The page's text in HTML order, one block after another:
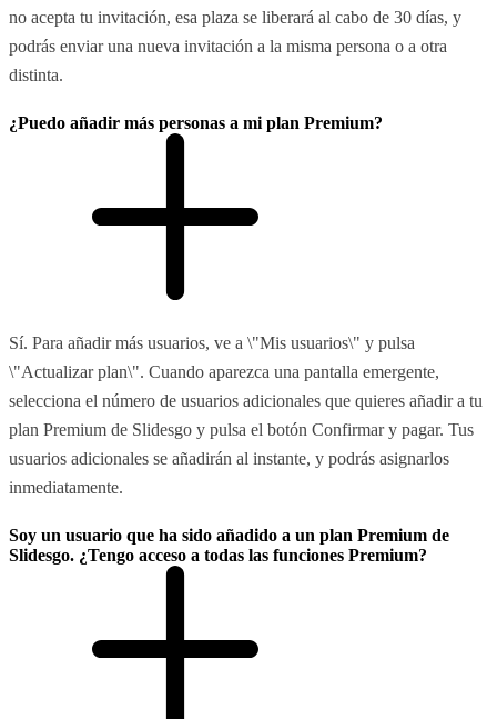
no acepta tu invitación, esa plaza se liberará al cabo de 30 días, y
podrás enviar una nueva invitación a la misma persona o a otra
distinta.
¿Puedo añadir más personas a mi plan Premium?
Sí. Para añadir más usuarios, ve a \"Mis usuarios\" y pulsa
\"Actualizar plan\". Cuando aparezca una pantalla emergente,
selecciona el número de usuarios adicionales que quieres añadir a tu
plan Premium de Slidesgo y pulsa el botón Confirmar y pagar. Tus
usuarios adicionales se añadirán al instante, y podrás asignarlos
inmediatamente.
Soy un usuario que ha sido añadido a un plan Premium de
Slidesgo. ¿Tengo acceso a todas las funciones Premium?